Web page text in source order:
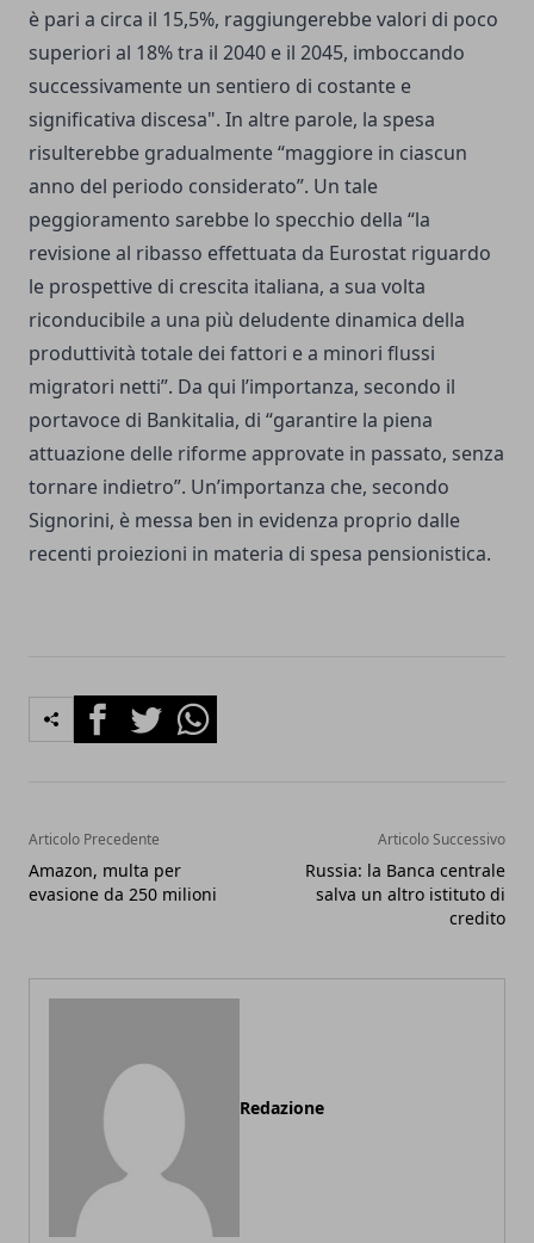
è pari a circa il 15,5%, raggiungerebbe valori di poco
superiori al 18% tra il 2040 e il 2045, imboccando
successivamente un sentiero di costante e
significativa discesa". In altre parole, la spesa
risulterebbe gradualmente “maggiore in ciascun
anno del periodo considerato”. Un tale
peggioramento sarebbe lo specchio della “la
revisione al ribasso effettuata da Eurostat riguardo
le prospettive di crescita italiana, a sua volta
riconducibile a una più deludente dinamica della
produttività totale dei fattori e a minori flussi
migratori netti”. Da qui l’importanza, secondo il
portavoce di Bankitalia, di “garantire la piena
attuazione delle riforme approvate in passato, senza
tornare indietro”. Un’importanza che, secondo
Signorini, è messa ben in evidenza proprio dalle
recenti proiezioni in materia di spesa pensionistica.
FacebookTwitterWhatsapp
Articolo Precedente
Amazon, multa per
evasione da 250 milioni
Articolo Successivo
Russia: la Banca centrale
salva un altro istituto di
credito
Redazione